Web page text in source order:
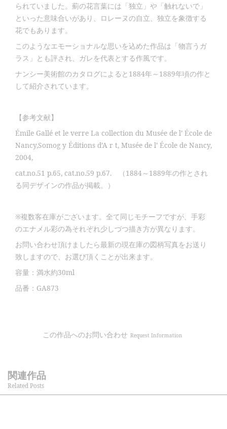
られていました。薊の花言葉には「独立」や「触れないで」
といった意味合いがあり、ロレーヌの自立、独立を象徴する
花でもあります。
このようなエモーショナルな思いを込めた作品は「物言うガ
ラス」とも評され、ガレを代表とする作風です。
ナンシー美術館のカタログによると1884年～1889年頃の作と
して紹介されています。
【参考文献】
Émile Gallé et le verre La collection du Musée de l’ École de
Nancy,Somog y Éditions d’A r t, Musée de l’ École de Nancy,
2004,
cat.no.51 p.65, cat.no.59 p.67. （1884～1889年の作とされ
る同デザインの作品が掲載。）
※複数客在庫がございます。全て同じモチーフですが、手彩
のエナメル彩の為それぞれ少しづつ描き方が異なります。
お問い合わせ頂けましたら最新の現在庫の図柄写真をお送り
致しますので、お選び頂くことが出来ます。
容量：満水約30ml
品番：GA873
この作品へのお問い合わせ Request Information
関連作品
Related Posts